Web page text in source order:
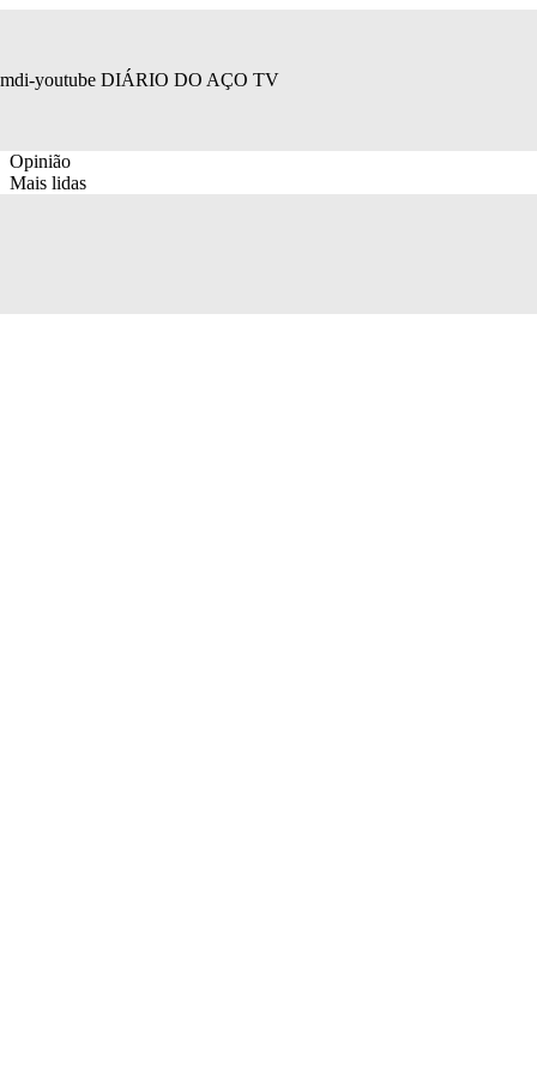
mdi-youtube DIÁRIO DO AÇO TV
Opinião
Mais lidas